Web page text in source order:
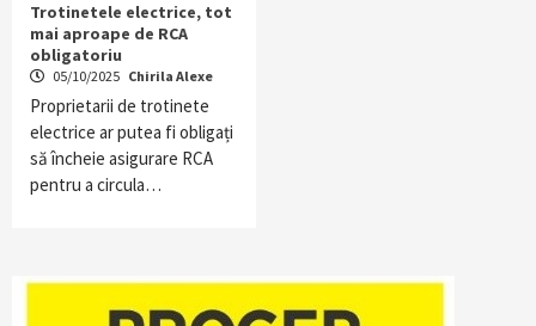
Trotinetele electrice, tot
mai aproape de RCA
obligatoriu
05/10/2025 Chirila Alexe
Proprietarii de trotinete
electrice ar putea fi obligați
să încheie asigurare RCA
pentru a circula…